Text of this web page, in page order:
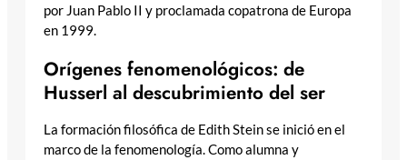
por Juan Pablo II y proclamada copatrona de Europa
en 1999.
Orígenes fenomenológicos: de
Husserl al descubrimiento del ser
La formación filosófica de Edith Stein se inició en el
marco de la fenomenología. Como alumna y